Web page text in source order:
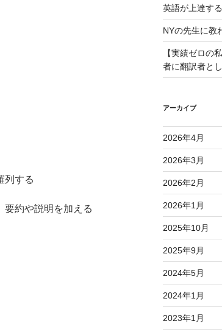
列する
要約や説明を加える
英語が上達す
NYの先生に教
【実績ゼロの
者に翻訳者と
アーカイブ
2026年4月
2026年3月
2026年2月
2026年1月
2025年10月
2025年9月
2024年5月
2024年1月
2023年1月